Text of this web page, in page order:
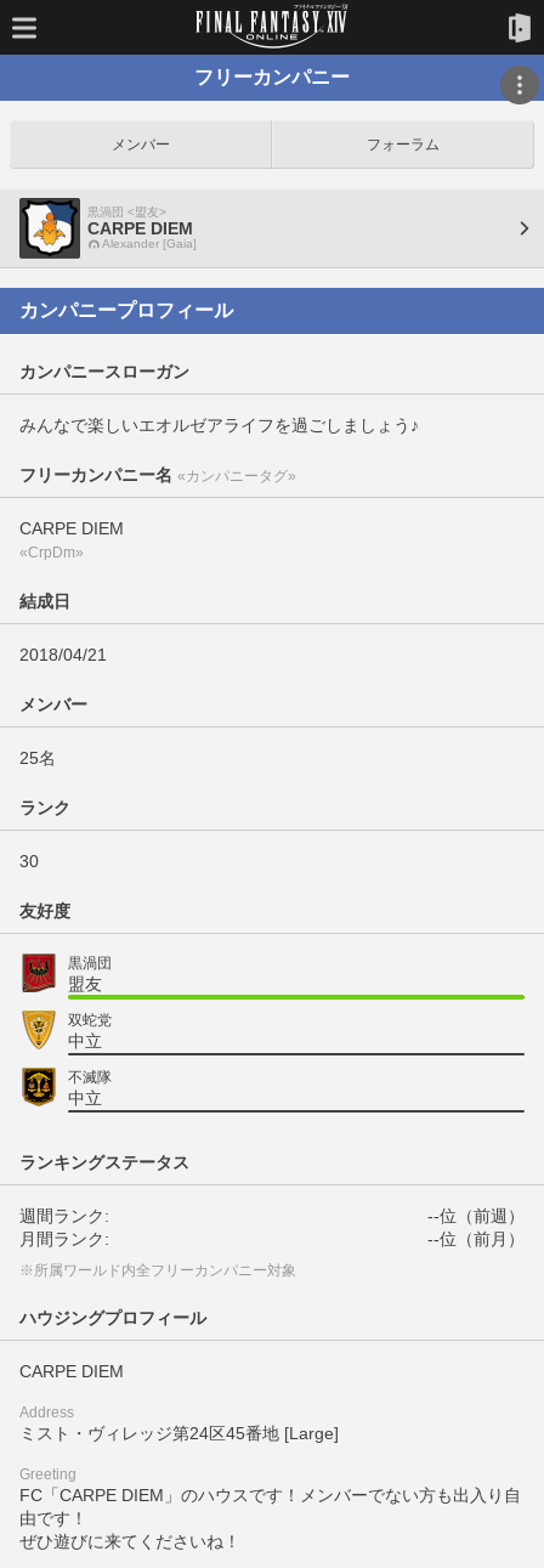
フリーカンパニー
メンバー フォーラム
黒渦団 <盟友>
CARPE DIEM
Alexander [Gaia]
カンパニープロフィール
カンパニースローガン
みんなで楽しいエオルゼアライフを過ごしましょう♪
フリーカンパニー名 «カンパニータグ»
CARPE DIEM
«CrpDm»
結成日
2018/04/21
メンバー
25名
ランク
30
友好度
黒渦団
盟友
双蛇党
中立
不滅隊
中立
ランキングステータス
週間ランク:
--位（前週）
月間ランク:
--位（前月）
※所属ワールド内全フリーカンパニー対象
ハウジングプロフィール
CARPE DIEM
Address
ミスト・ヴィレッジ第24区45番地 [Large]
Greeting
FC「CARPE DIEM」のハウスです！メンバーでない方も出入り自
由です！
ぜひ遊びに来てくださいね！